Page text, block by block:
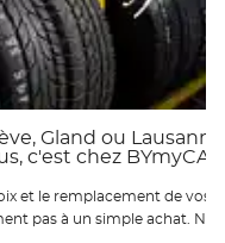
Gland ou
c'est chez
et le remplacement de vos
pas à un simple achat.